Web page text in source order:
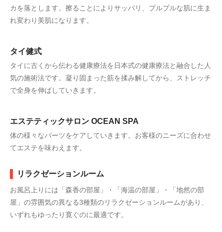
カを落とします。擦ることによりサッパリ、プルプルな肌に生ま
れ変わり美肌になります。
タイ健式
タイに古くから伝わる健康療法を日本式の健康療法と融合した人
気の施術法です。凝り固まった筋を揉み解してから、ストレッチ
で全身を伸ばしていきます。
エステティックサロン OCEAN SPA
体の様々なパーツをケアしていきます。お客様のニーズに合わせ
てエステを味わえます。
リラクゼーションルーム
お風呂上りには「森香の部屋」・「海温の部屋」・「地然の部
屋」の雰囲気の異なる3種類のリラクゼーションルームがあり、
いずれもゆったり寛ぐのに最適です。